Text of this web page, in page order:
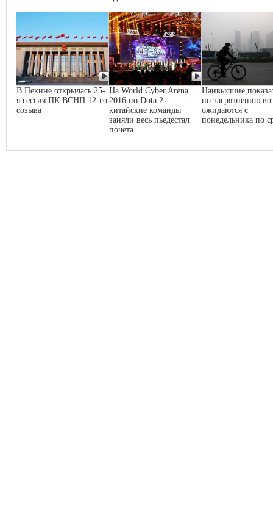
В Пекине открылась 25-
я сессия ПК ВСНП 12-го
созыва
На World Cyber Arena
2016 по Dota 2
китайские команды
заняли весь пьедестал
почета
Наивысшие
по загрязнению
ожидаются с
понедельника по